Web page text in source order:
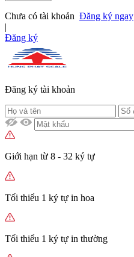
Chưa có tài khoản Đăng ký ngay
|
Đăng ký
Đăng ký tài khoản
Giới hạn từ 8 - 32 ký tự
Tối thiểu 1 ký tự in hoa
Tối thiểu 1 ký tự in thường